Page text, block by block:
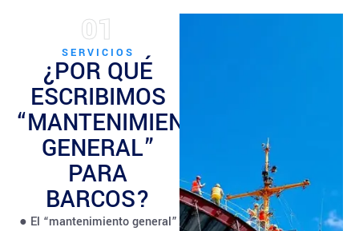
01
SERVICIOS
¿POR QUÉ
ESCRIBIMOS
“MANTENIMIENTO
GENERAL”
PARA
BARCOS?
● El “mantenimiento general”